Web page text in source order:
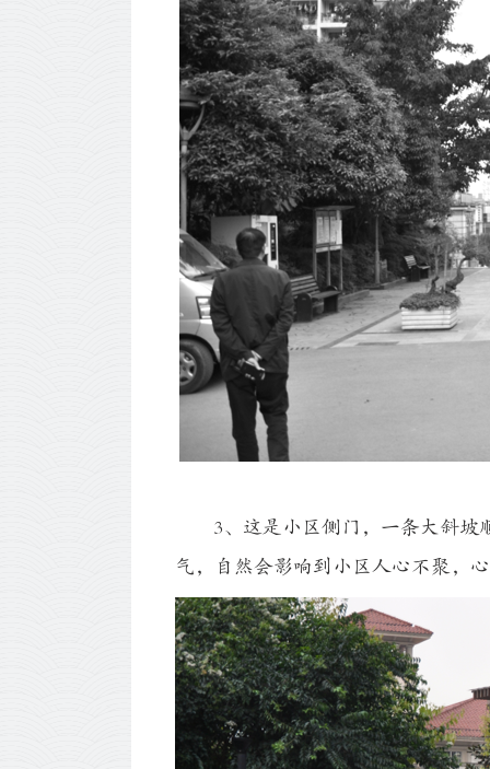
3、这是小区侧门，一条大斜坡
气，自然会影响到小区人心不聚